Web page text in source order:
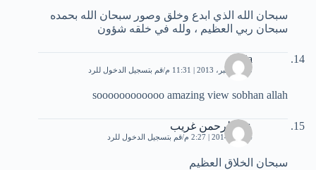
سبحان الله الذي ابدع وخلق وصور سبحان الله بحمده
سبحان ربي العظيم ، ولله في خلقه شؤون
sofia
13 ديسمبر، 2013 | 11:31 م قم بتسجيل الدخول للرد
soooooooooooo amazing view sobhan allah
عبد الرحمن غريب
4 يناير، 2014 | 2:27 م قم بتسجيل الدخول للرد
سبحان الخلاق العظيم